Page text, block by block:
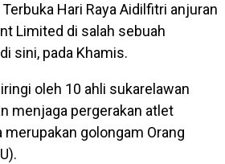
Hari Raya Aidilfitri anjuran
Limited di salah sebuah
sini, pada Khamis.
oleh 10 ahli sukarelawan
menjaga pergerakan atlet
merupakan golongam Orang